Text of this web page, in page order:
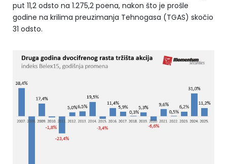
put 11,2 odsto na 1.275,2 poena, nakon što je prošle
godine na krilima preuzimanja Tehnogasa (TGAS) skočio
31 odsto.